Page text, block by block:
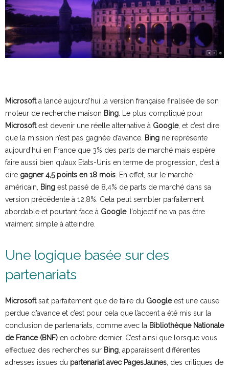
Microsofta lancé aujourd’hui la version française finalisée de son
moteur de recherche maison Bing . Le plus compliqué pour
Microsoftest devenir une réelle alternative à Google, et c’est dire
que la mission n’est pas gagnée d’avance. Bing ne représente
aujourd’hui en France que 3% des parts de marché mais espère
faire aussi bien qu’aux Etats-Unis en terme de progression, c’est à
dire gagner 4,5 points en 18 mois . En effet, sur le marché
américain,
Bing est passé de 8,4% de parts de marché dans sa
version précédente à 12,8%. Cela peut sembler parfaitement
abordable et pourtant face à Google, l’objectif ne va pas être
vraiment simple à atteindre.
Une logique basée sur des
partenariats
Microsoftsait parfaitement que de faire du Googleest une cause
perdue d’avance et c’est pour cela que l’accent a été mis sur la
conclusion de partenariats, comme avec la Bibliothèque Nationale
de France (BNF) en octobre dernier. C’est ainsi que lorsque vous
effectuez des recherches sur Bing , apparaissent différentes
adresses issues du partenariat avec PagesJaunes , des critiques de